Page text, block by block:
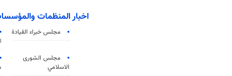
اخبار المنظمات
مجلس خبراء القيادة
مجلس الشورى
الاسلامي